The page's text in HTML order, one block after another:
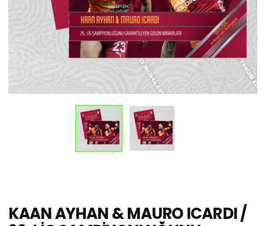
KAAN AYHAN & MAURO ICARDI /